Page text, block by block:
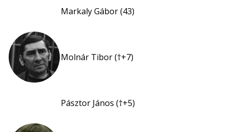
Markaly Gábor (43)
Molnár Tibor (†+7)
Pásztor János (†+5)